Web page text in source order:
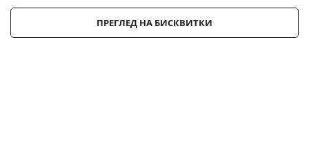
ПРЕГЛЕД НА БИСКВИТКИ